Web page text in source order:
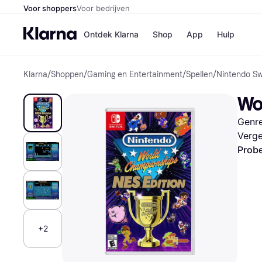
Voor shoppersVoor bedrijven
Ontdek Klarna Shop
Winkels
Bol
H&M
App Hulp
Klarna/Shoppen/Gaming en Entertainment/Spellen/Nintendo
+2